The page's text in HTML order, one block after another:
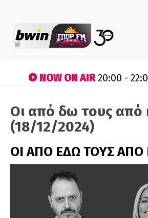
NOW ON AIR20:00 -
Οι από δω τους από
(18/12/2024)
ΟΙ ΑΠΟ ΕΔΩ ΤΟΥΣ ΑΠΟ